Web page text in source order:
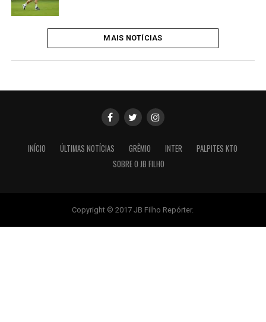
MAIS NOTÍCIAS
INÍCIO ÚLTIMAS NOTÍCIAS GRÊMIO INTER
PALPITES KTO
SOBRE O JB FILHO
Copyright © 2017 JB Filho Repórter.